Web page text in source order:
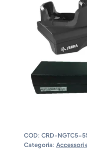
COD: CRD-NGTC5-
Categoria: Accessori